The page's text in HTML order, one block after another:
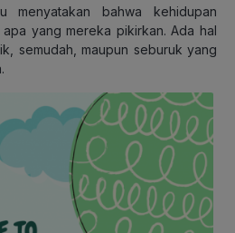
menyatakan bahwa kehidupan
yang mereka pikirkan. Ada hal
semudah, maupun seburuk yang